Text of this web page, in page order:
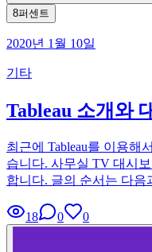
8퍼센트
2020년 1월 10일
기타
Tableau 소개와
최근에 Tableau를 이용해
습니다. 사무실 TV 대시
합니다. 글의 순서는 다음
18 0 0